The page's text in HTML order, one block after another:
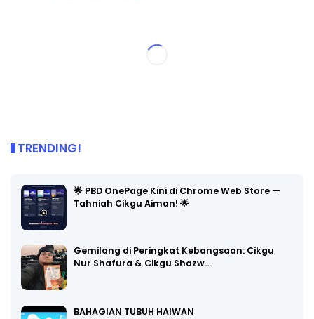
TRENDING!
🌟 PBD OnePage Kini di Chrome Web Store —
Tahniah Cikgu Aiman! 🌟
Gemilang di Peringkat Kebangsaan: Cikgu
Nur Shafura & Cikgu Shazw…
BAHAGIAN TUBUH HAIWAN